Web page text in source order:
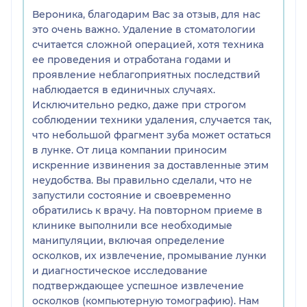
обучения персонала,
дисциплинированност
ь. Также понравилось,
что все сотрудники со
мной здоровались, кто
мимо проходил, я
нечасто встречаю
такой формат в
клинике и при этом
видно, что все
сотрудники
сосредоточены на
каком-то конкретном
пациенте, то есть, если
они работают с
пациентом, то они уже
даже ни на кого не
отвлекаются, очень
четко отрабатывают и
неудаленный корень! И это работа эксперта!
Бажанов посоветовал как можно быстрее подойти
на осмотр к Кущ. На ресепшене координатор
Екатерина, созвонившись с Кущ О.В., в очередной
раз заявила, что у него нет свободного времени,
хотя в тот момент он вел прием в соседнем
филиале на Авиаконструкторов и в экстренном
случае обязан был принять. Я попросила у
координатора отдать мне снимок. Но она
отказалась, аргументировав это тем, что снимок
делался для внутреннего пользования клиники.
Это не законно! Не имеют права делать снимки и
не отдавать на руки пациенту. На следующий
день боль усилилась. Я связалась с клиникой и
попросила незамедлительного приема врача.
Общалась опять с координатором Екатериной.
Она предложила подъехать на прием к хирургу
Джудакову Ахмету, поскольку Кущ, как всегда,
занят! Когда я приехала - то самого начала
фиксировала весь процесс на камеру, поскольку
Вероника, благодарим Вас за отзыв, для нас
это очень важно. Удаление в стоматологии
считается сложной операцией, хотя техника
ее проведения и отработана годами и
проявление неблагоприятных последствий
наблюдается в единичных случаях.
Исключительно редко, даже при строгом
соблюдении техники удаления, случается так,
что небольшой фрагмент зуба может остаться
в лунке. От лица компании приносим
искренние извинения за доставленные этим
неудобства. Вы правильно сделали, что не
запустили состояние и своевременно
обратились к врачу. На повторном приеме в
клинике выполнили все необходимые
манипуляции, включая определение
осколков, их извлечение, промывание лунки
и диагностическое исследование
подтверждающее успешное извлечение
осколков (компьютерную томографию). Нам